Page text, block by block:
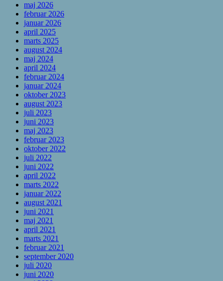
maj 2026
februar 2026
januar 2026
april 2025
marts 2025
august 2024
maj 2024
april 2024
februar 2024
januar 2024
oktober 2023
august 2023
juli 2023
juni 2023
maj 2023
februar 2023
oktober 2022
juli 2022
juni 2022
april 2022
marts 2022
januar 2022
august 2021
juni 2021
maj 2021
april 2021
marts 2021
februar 2021
september 2020
juli 2020
juni 2020